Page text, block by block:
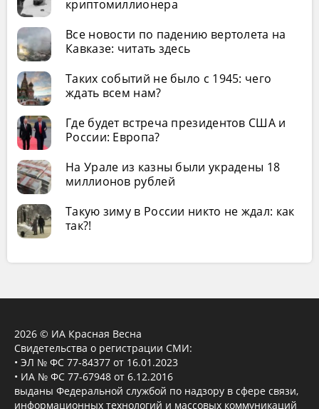
криптомиллионера
Все новости по падению вертолета на
Кавказе: читать здесь
Таких событий не было с 1945: чего
ждать всем нам?
Где будет встреча президентов США и
России: Европа?
На Урале из казны были украдены 18
миллионов рублей
Такую зиму в России никто не ждал: как
так?!
2026 © ИА Красная Весна
Свидетельства о регистрации СМИ:
• ЭЛ № ФС 77-84377 от 16.01.2023
• ИА № ФС 77-67948 от 6.12.2016
выданы Федеральной службой по надзору в сфере связи,
информационных технологий и массовых коммуникаций